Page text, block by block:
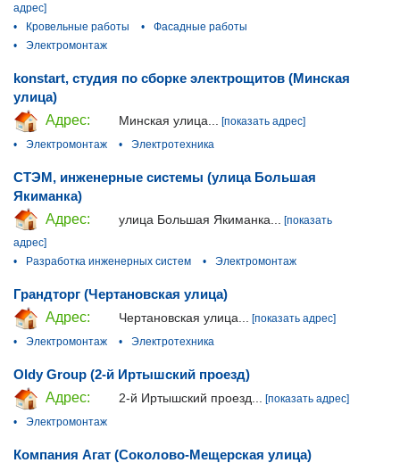
адрес]
•
Кровельные работы •
Фасадные работы
•
Электромонтаж
konstart, студия по сборке электрощитов (Минская
улица)
Адрес:
Минская улица...
[показать адрес]
•
Электромонтаж • Электротехника
СТЭМ, инженерные системы (улица Большая
Якиманка)
Адрес:
улица Большая Якиманка...
[показать
адрес]
•
Разработка инженерных систем • Электромонтаж
Грандторг (Чертановская улица)
Адрес:
Чертановская улица... [показать адрес]
•
Электромонтаж • Электротехника
Oldy Group (2-й Иртышский проезд)
Адрес:
2-й Иртышский проезд... [показать адрес]
•
Электромонтаж
Компания Агат (Соколово-Мещерская улица)